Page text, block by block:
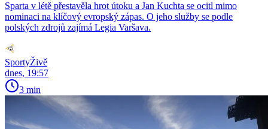
Sparta v létě přestavěla hrot útoku a Jan Kuchta se ocitl mimo
nominaci na klíčový evropský zápas. O jeho služby se podle
polských zdrojů zajímá Legia Varšava.
SportyŽivě
dnes, 19:57
3 min